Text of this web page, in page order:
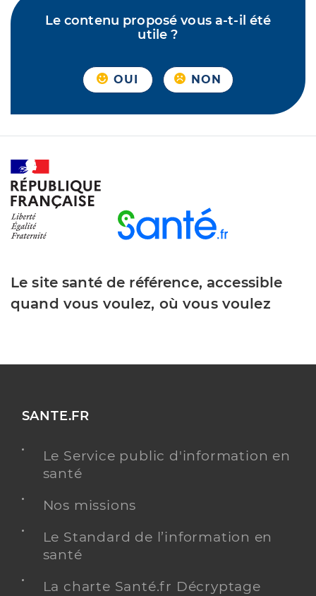
Le contenu proposé vous a-t-il été
utile ?
OUI NON
Le site santé de référence, accessible
quand vous voulez, où vous voulez
SANTE.FR
Le Service public d'information en
santé
Nos missions
Le Standard de l’information en
santé
La charte Santé.fr Décryptage